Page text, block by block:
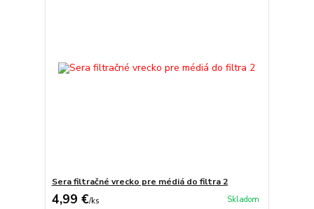
Sera filtračné vrecko pre médiá do filtra 2
4,99 €/ks Skladom